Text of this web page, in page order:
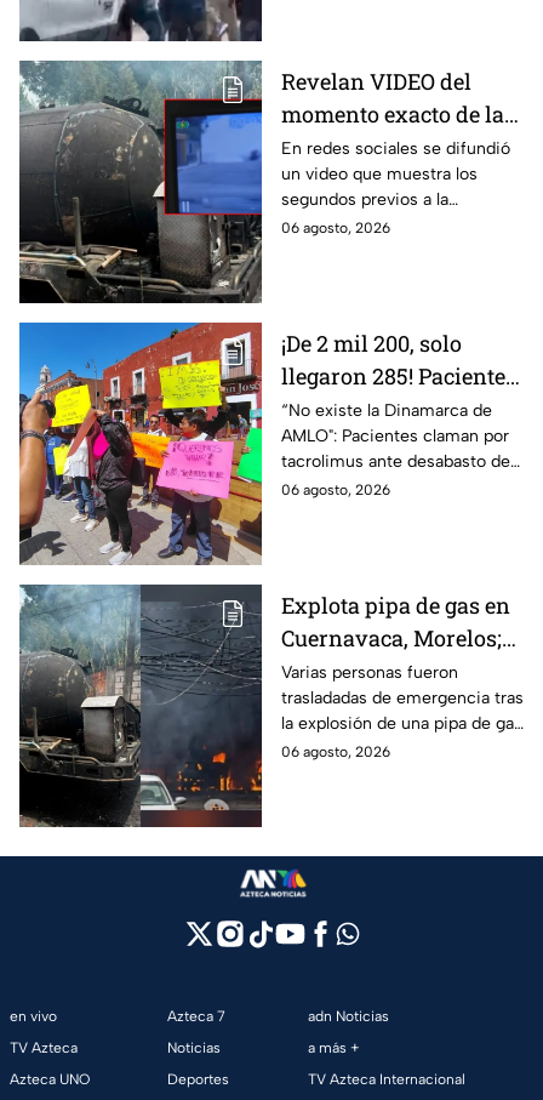
Revelan VIDEO del
momento exacto de la
explosión de pipa de
gas en Cuernavaca,
Morelos
En redes sociales se difundió
un video que muestra los
segundos previos a la
explosión de una pipa de gas
06 agosto, 2026
¡De 2 mil 200, solo
llegaron 285! Pacientes
claman por
medicamentos ante
desabasto en IMSS
Puebla
“No existe la Dinamarca de
AMLO": Pacientes claman por
tacrolimus ante desabasto de
medicamentos en hospital del
06 agosto, 2026
Explota pipa de gas en
Cuernavaca, Morelos;
se reportan más de 20
personas con
quemaduras
Varias personas fueron
trasladadas de emergencia tras
la explosión de una pipa de gas
cerca de la colonia Las
06 agosto, 2026
en vivo
TV Azteca
Azteca UNO
Azteca 7
Noticias
Deportes
adn Noticias
a más +
TV Azteca Internacional